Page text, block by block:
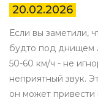
20.02.2026
Если вы заметили,
будто под днищем
50-60 км/ч - не
неприятный звук.
он может привести